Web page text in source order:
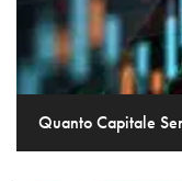
Quanto Capitale